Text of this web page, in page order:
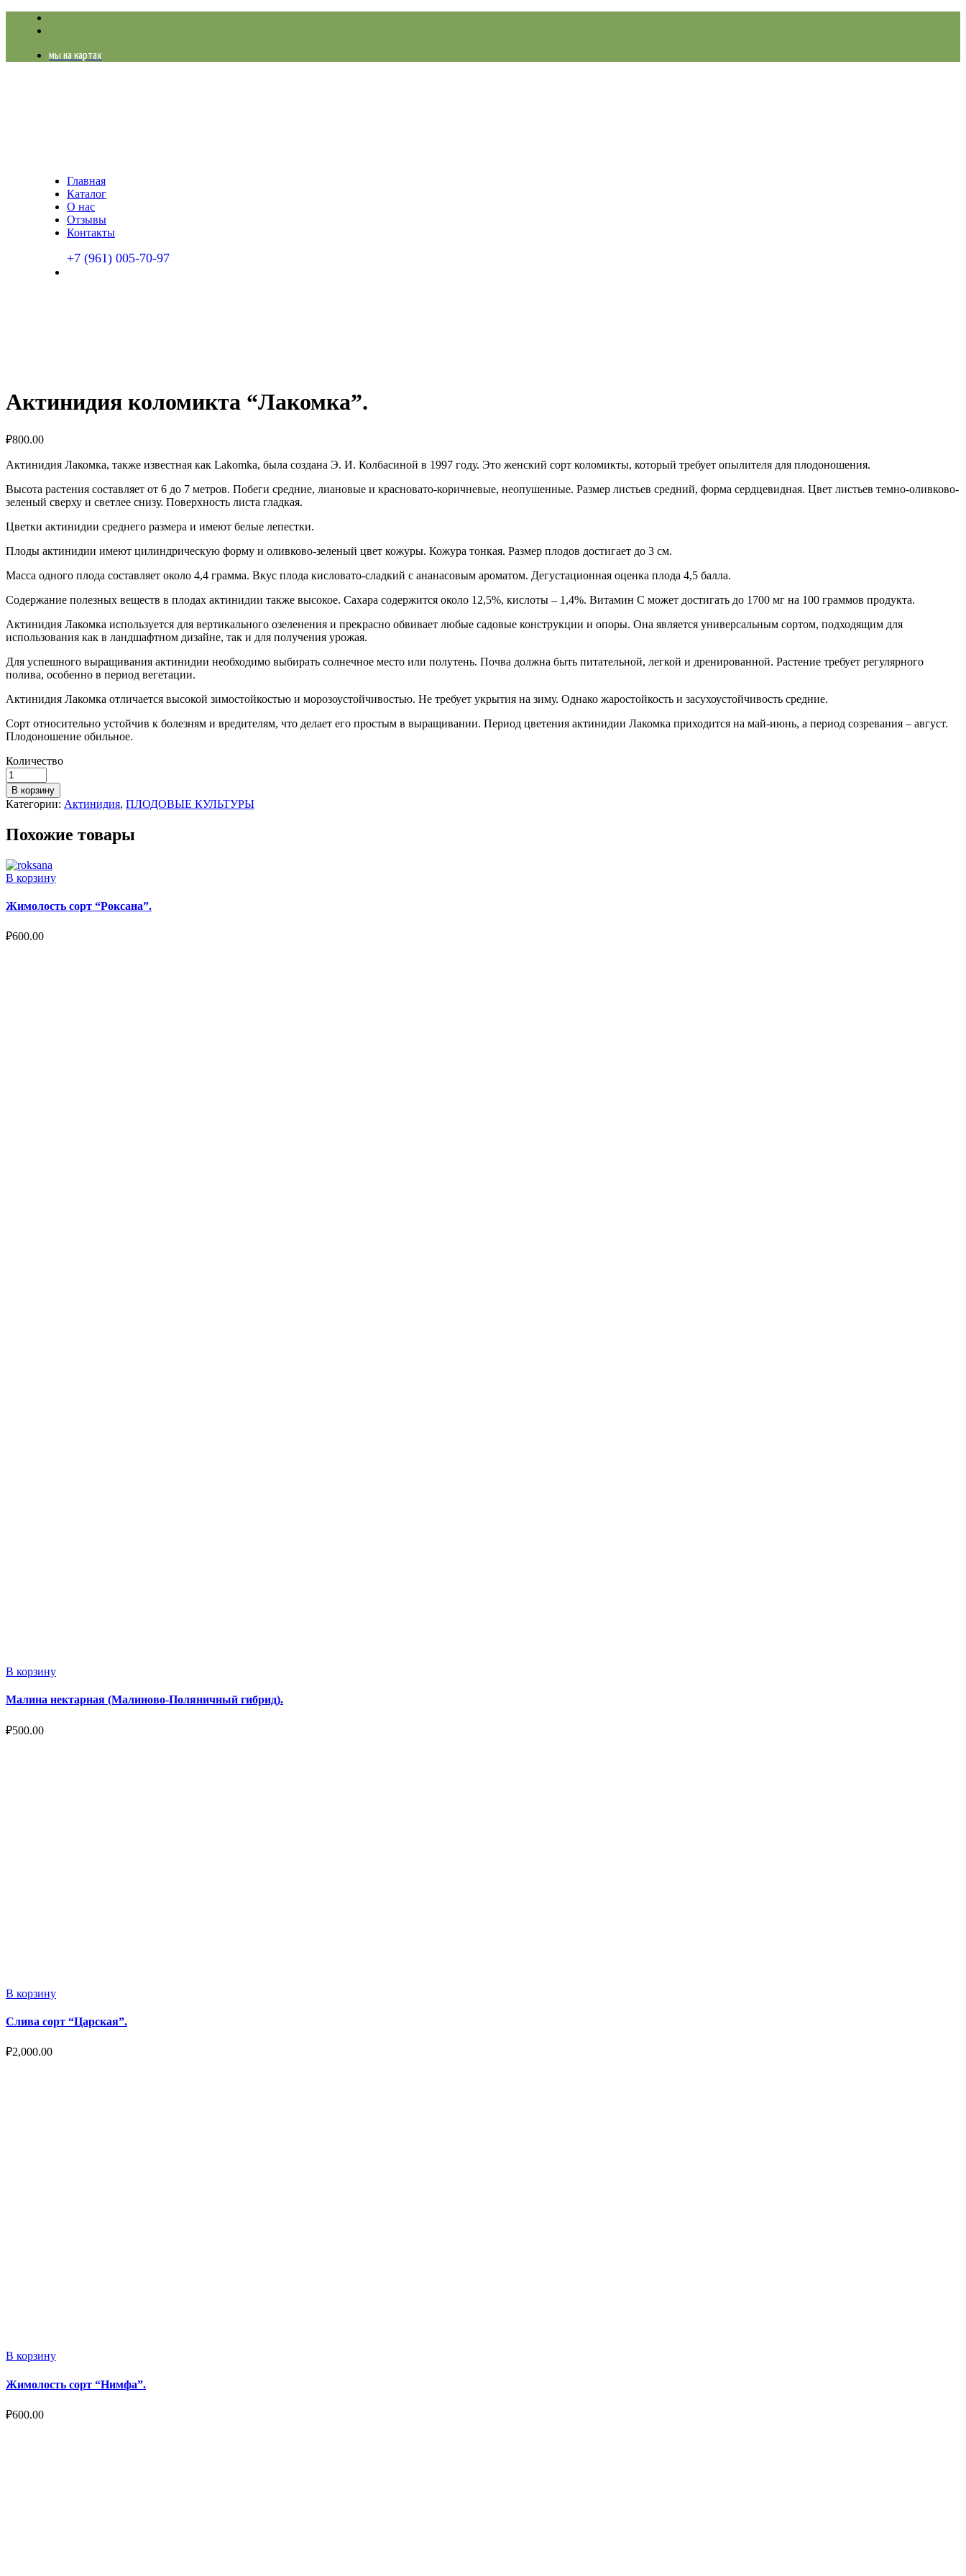
мы на картах
Главная
Каталог
О нас
Отзывы
Контакты
+7 (961) 005-70-97
Актинидия коломикта “Лакомка”.
₽800.00
Актинидия Лакомка, также известная как Lakomka, была создана Э. И. Колбасиной в 1997 году. Это женский сорт коломикты, который требует опылителя для плодоношения.
Высота растения составляет от 6 до 7 метров. Побеги средние, лиановые и красновато-коричневые, неопушенные. Размер листьев средний, форма сердцевидная. Цвет листьев темно-оливково-
зеленый сверху и светлее снизу. Поверхность листа гладкая.
Цветки актинидии среднего размера и имеют белые лепестки.
Плоды актинидии имеют цилиндрическую форму и оливково-зеленый цвет кожуры. Кожура тонкая. Размер плодов достигает до 3 см.
Масса одного плода составляет около 4,4 грамма. Вкус плода кисловато-сладкий с ананасовым ароматом. Дегустационная оценка плода 4,5 балла.
Содержание полезных веществ в плодах актинидии также высокое. Сахара содержится около 12,5%, кислоты – 1,4%. Витамин С может достигать до 1700 мг на 100 граммов продукта.
Актинидия Лакомка используется для вертикального озеленения и прекрасно обвивает любые садовые конструкции и опоры. Она является универсальным сортом, подходящим для
использования как в ландшафтном дизайне, так и для получения урожая.
Для успешного выращивания актинидии необходимо выбирать солнечное место или полутень. Почва должна быть питательной, легкой и дренированной. Растение требует регулярного
полива, особенно в период вегетации.
Актинидия Лакомка отличается высокой зимостойкостью и морозоустойчивостью. Не требует укрытия на зиму. Однако жаростойкость и засухоустойчивость средние.
Сорт относительно устойчив к болезням и вредителям, что делает его простым в выращивании. Период цветения актинидии Лакомка приходится на май-июнь, а период созревания – август.
Плодоношение обильное.
Количество
В корзину
Категории: Актинидия, ПЛОДОВЫЕ КУЛЬТУРЫ
Похожие товары
В корзину
Жимолость сорт “Роксана”.
₽600.00
В корзину
Малина нектарная (Малиново-Поляничный гибрид).
₽500.00
В корзину
Слива сорт “Царская”.
₽2,000.00
В корзину
Жимолость сорт “Нимфа”.
₽600.00